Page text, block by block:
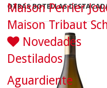
OTRAS BOTELLAS
Maison Perrier
Maison Tribaut
Novedades
Destilados
Aguardiente